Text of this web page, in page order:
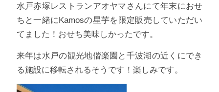
水戸赤塚レストランアオヤマさんにて年末におせ
ちと一緒にKamosの星芋を限定販売していただい
てました！おせち美味しかったです。
来年は水戸の観光地偕楽園と千波湖の近くにでき
る施設に移転されるそうです！楽しみです。